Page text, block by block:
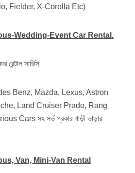
Fielder, X-Corolla Etc)
Wedding-Event Car Rental.
রেন্টাল সার্ভিস
Benz, Mazda, Lexus, Astron
Land Cruiser Prado, Rang
Cars সহ সর্ভ প্রকার গাড়ী ভাড়ার
Van, Mini-Van Rental